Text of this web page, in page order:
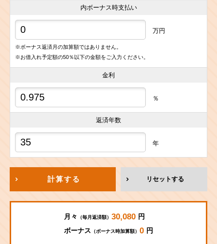
内ボーナス時支払い
万円
※ボーナス返済月の加算額ではありません。
※お借入れ予定額の50％以下の金額をご入力ください。
金利
％
返済年数
年
計算する リセットする
月々 （毎月返済額） 30,080 円
ボーナス （ボーナス時加算額） 0 円